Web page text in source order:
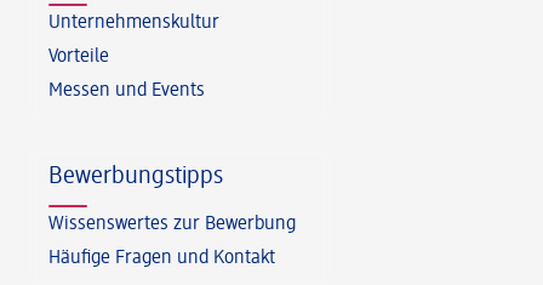
Unternehmenskultur
Vorteile
Messen und Events
Bewerbungstipps
Wissenswertes zur Bewerbung
Häufige Fragen und Kontakt